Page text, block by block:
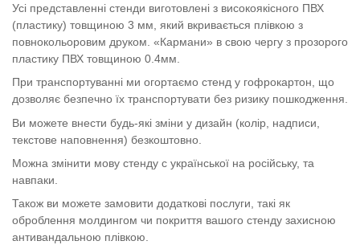
Усі представленні стенди виготовлені з високоякісного ПВХ
(пластику) товщиною 3 мм, який вкривається плівкою з
повнокольоровим друком. «Кармани» в свою чергу з прозорого
пластику ПВХ товщиною 0.4мм.
При транспортуванні ми огортаємо стенд у гофрокартон, що
дозволяє безпечно їх транспортувати без ризику пошкодження.
Ви можете внести будь-які зміни у дизайн (колір, надписи,
текстове наповнення) безкоштовно.
Можна змінити мову стенду с української на російську, та
навпаки.
Також ви можете замовити додаткові послуги, такі як
оброблення молдингом чи покриття вашого стенду захисною
антивандальною плівкою.